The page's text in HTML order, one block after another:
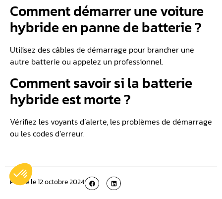
Comment démarrer une voiture
hybride en panne de batterie ?
Utilisez des câbles de démarrage pour brancher une
autre batterie ou appelez un professionnel.
Comment savoir si la batterie
hybride est morte ?
Vérifiez les voyants d’alerte, les problèmes de démarrage
ou les codes d’erreur.
Publié le12 octobre 2024